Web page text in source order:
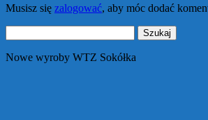
Musisz się zalogować, aby móc dodać
Nowe wyroby WTZ Sokółka